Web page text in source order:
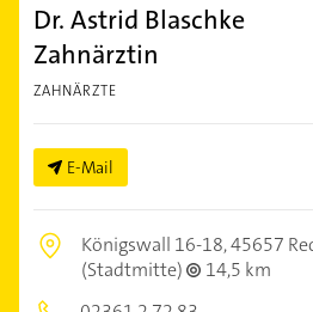
Dr. Astrid Blaschke
Zahnärztin
ZAHNÄRZTE
E-Mail
Königswall 16-18,45657
(Stadtmitte)
14,5 km